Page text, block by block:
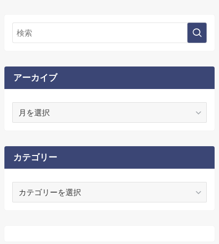
アーカイブ
イ
ブ
カテゴリー